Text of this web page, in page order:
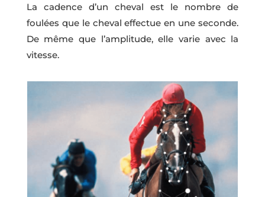
La cadence d’un cheval est le nombre de
foulées que le cheval effectue en une seconde.
De même que l’amplitude, elle varie avec la
vitesse.